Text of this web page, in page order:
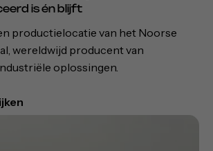
is én blijft
productielocatie van het Noorse
wereldwijd producent van
oplossingen.